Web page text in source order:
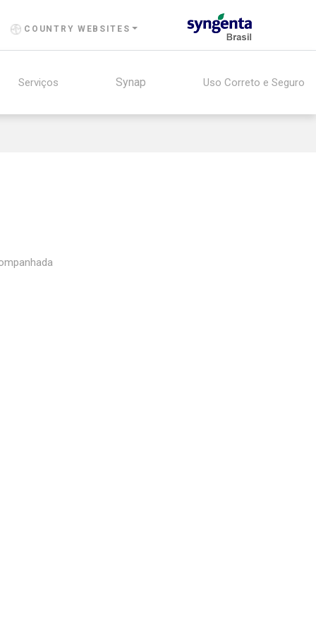
COUNTRY WEBSITES
Serviços Synap Uso Correto e Seguro